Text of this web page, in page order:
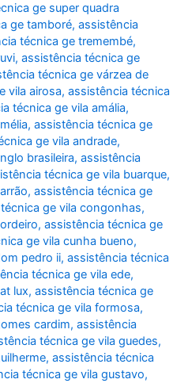
ge super quadra
ge tamboré,assistência
técnica ge tremembé,
,assistência técnica ge
técnica ge várzea de
vila airosa,assistência técnica
técnica ge vila amália,
,assistência técnica ge
ge vila andrade,
brasileira,assistência
técnica ge vila buarque,
,assistência técnica ge
ge vila congonhas,
,assistência técnica ge
ge vila cunha bueno,
pedro ii,assistência técnica
técnica ge vila ede,
lux,assistência técnica ge
técnica ge vila formosa,
cardim,assistência
técnica ge vila guedes,
,assistência técnica
técnica ge vila gustavo,